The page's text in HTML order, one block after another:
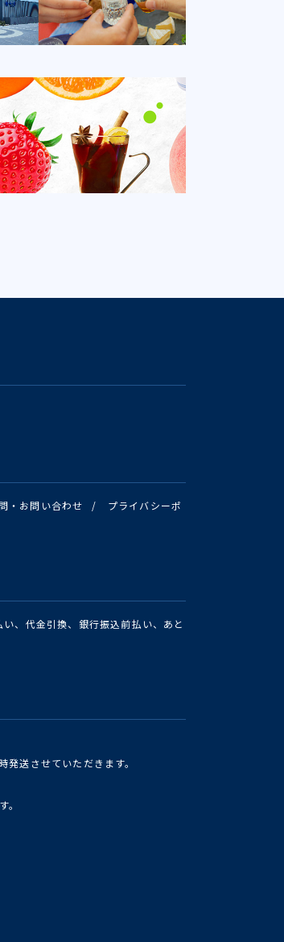
・お問い合わせ /
プライバシーポ
、代金引換、銀行振込前払い、あと
送させていただきます。
。